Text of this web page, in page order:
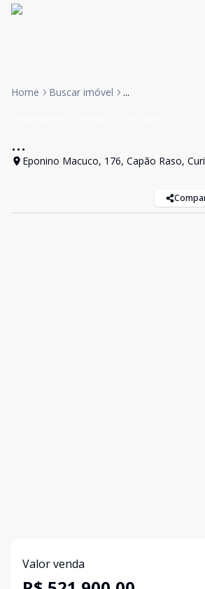
Home Buscar imóvel ...
...
Eponino Macuco, 176, Capão Raso,
Valor venda